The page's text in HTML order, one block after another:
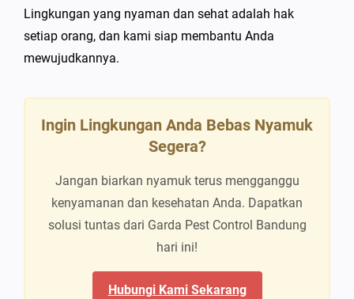
Lingkungan yang nyaman dan sehat adalah hak
setiap orang, dan kami siap membantu Anda
mewujudkannya.
Ingin Lingkungan Anda Bebas Nyamuk
Segera?
Jangan biarkan nyamuk terus mengganggu
kenyamanan dan kesehatan Anda. Dapatkan
solusi tuntas dari Garda Pest Control Bandung
hari ini!
Hubungi Kami Sekarang